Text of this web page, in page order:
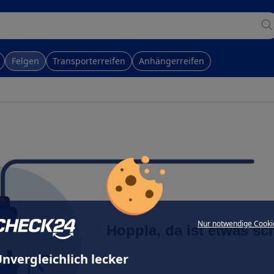
Nur notwendige
lecker
Felgen Transporterreifen Anhängerreifen
Hoppla, da ist etwas